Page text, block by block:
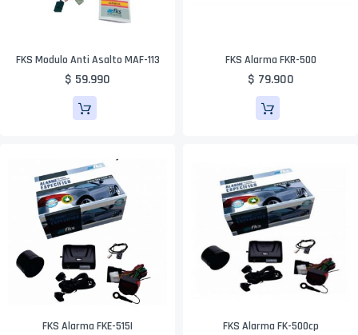
FKS Modulo Anti Asalto MAF-113
$ 59.990
FKS Alarma FKR-500
$ 79.900
FKS Alarma FKE-515I FKS Alarma FK-500cp